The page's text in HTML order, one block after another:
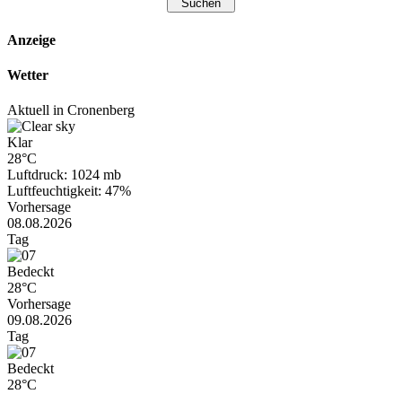
Anzeige
Wetter
Aktuell in Cronenberg
Klar
28°C
Luftdruck: 1024 mb
Luftfeuchtigkeit: 47%
Vorhersage
08.08.2026
Tag
Bedeckt
28°C
Vorhersage
09.08.2026
Tag
Bedeckt
28°C